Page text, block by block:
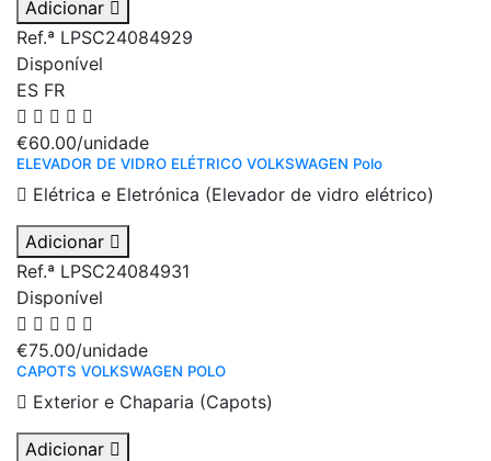
Adicionar
Ref.ª LPSC24084929
Disponível
ES FR
€60.00/unidade
ELEVADOR DE VIDRO ELÉTRICO VOLKSWAGEN Polo
Elétrica e Eletrónica (Elevador de vidro elétrico)
Adicionar
Ref.ª LPSC24084931
Disponível
€75.00/unidade
CAPOTS VOLKSWAGEN POLO
Exterior e Chaparia (Capots)
Adicionar